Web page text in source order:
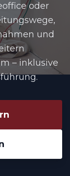
oder
und
– inklusive